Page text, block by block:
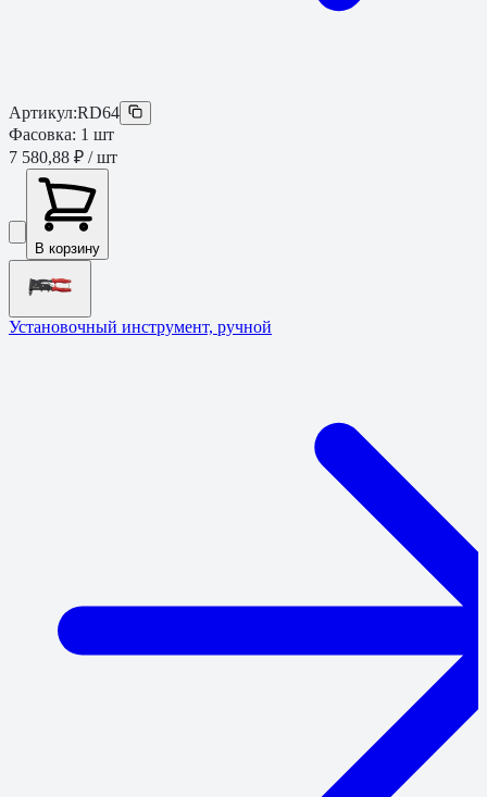
Артикул:RD64
Фасовка: 1 шт
7 580,88 ₽ / шт
В корзину
Установочный инструмент, ручной